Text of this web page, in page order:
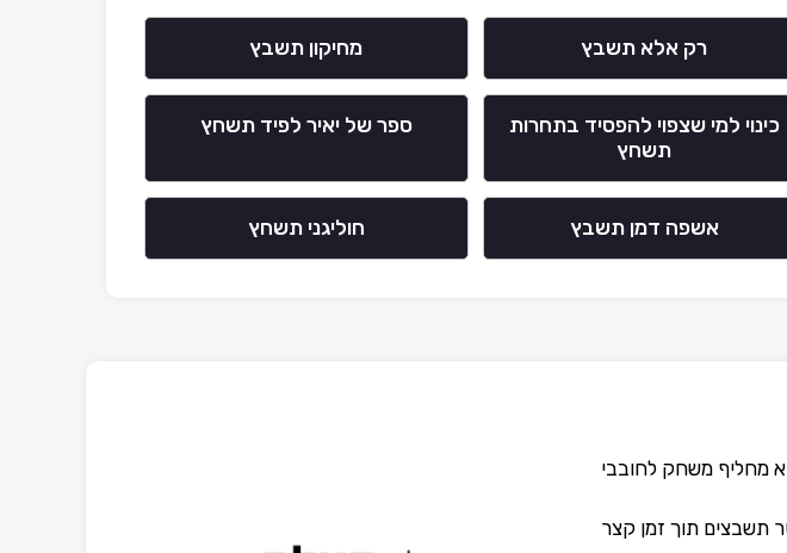
רק אלא תשבץ מחיקון תשבץ
כינוי למי שצפוי להפסיד בתחרות
תשחץ
ספר של יאיר לפיד תשחץ
אשפה דמן תשבץ חוליגני תשחץ
מחליף משחק לחובבי
תשבצים תוך זמן קצר